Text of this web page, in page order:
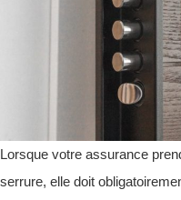
Lorsque votre assurance
serrure, elle doit